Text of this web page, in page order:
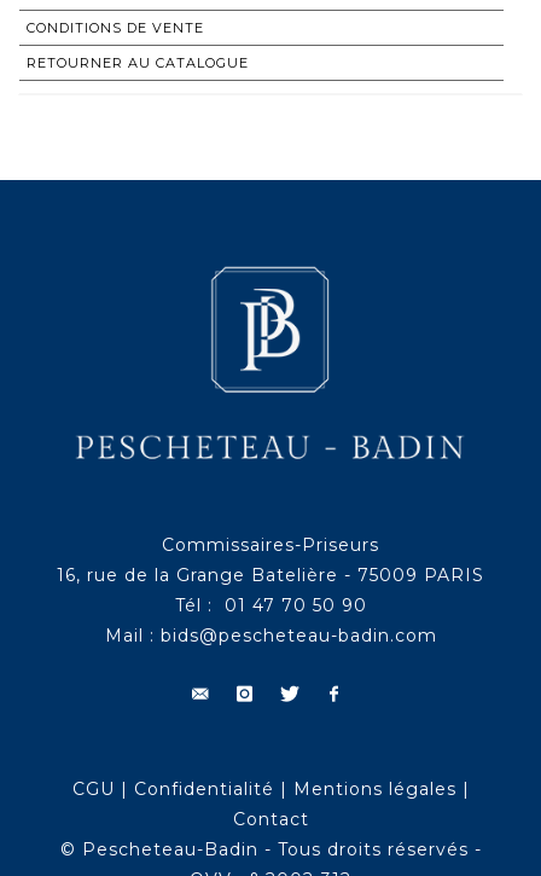
CONDITIONS DE VENTE
RETOURNER AU CATALOGUE
Commissaires-Priseurs
16, rue de la Grange Batelière - 75009 PARIS
Tél : 01 47 70 50 90
Mail : bids@pescheteau-badin.com
CGU | Confidentialité | Mentions légales |
Contact
© Pescheteau-Badin - Tous droits réservés -